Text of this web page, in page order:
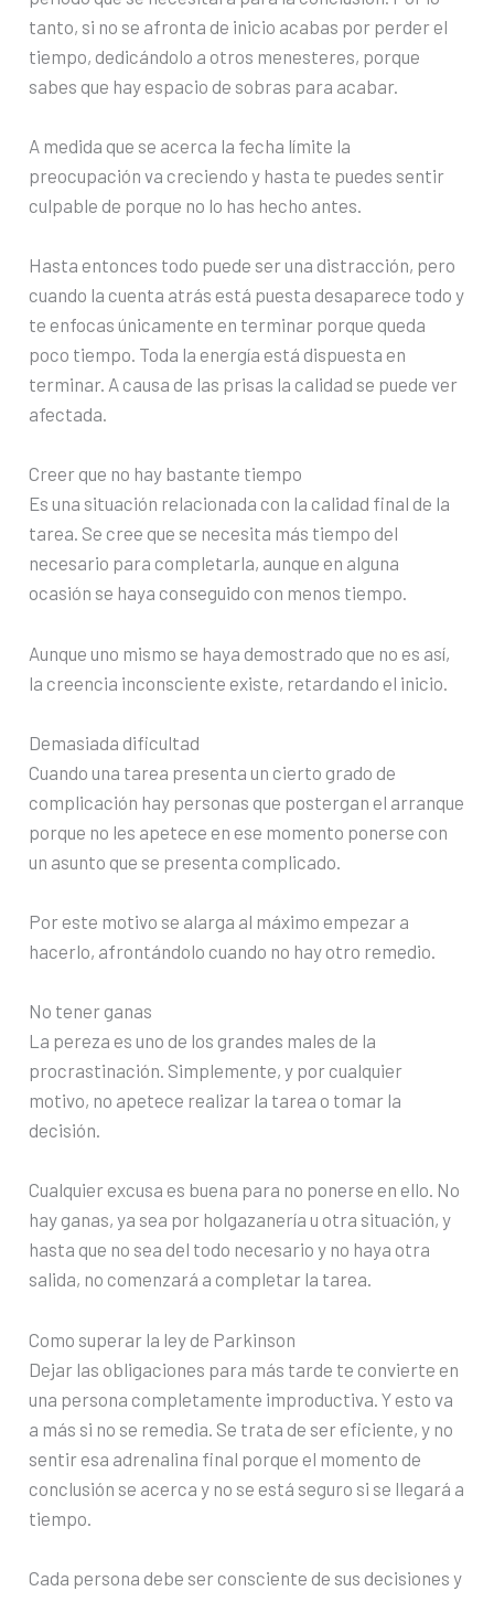
tanto, si no se afronta de inicio acabas por perder el
tiempo, dedicándolo a otros menesteres, porque
sabes que hay espacio de sobras para acabar.
A medida que se acerca la fecha límite la
preocupación va creciendo y hasta te puedes sentir
culpable de porque no lo has hecho antes.
Hasta entonces todo puede ser una distracción, pero
cuando la cuenta atrás está puesta desaparece todo y
te enfocas únicamente en terminar porque queda
poco tiempo. Toda la energía está dispuesta en
terminar. A causa de las prisas la calidad se puede ver
afectada.
Creer que no hay bastante tiempo
Es una situación relacionada con la calidad final de la
tarea. Se cree que se necesita más tiempo del
necesario para completarla, aunque en alguna
ocasión se haya conseguido con menos tiempo.
Aunque uno mismo se haya demostrado que no es así,
la creencia inconsciente existe, retardando el inicio.
Demasiada dificultad
Cuando una tarea presenta un cierto grado de
complicación hay personas que postergan el arranque
porque no les apetece en ese momento ponerse con
un asunto que se presenta complicado.
Por este motivo se alarga al máximo empezar a
hacerlo, afrontándolo cuando no hay otro remedio.
No tener ganas
La pereza es uno de los grandes males de la
procrastinación. Simplemente, y por cualquier
motivo, no apetece realizar la tarea o tomar la
decisión.
Cualquier excusa es buena para no ponerse en ello. No
hay ganas, ya sea por holgazanería u otra situación, y
hasta que no sea del todo necesario y no haya otra
salida, no comenzará a completar la tarea.
Como superar la ley de Parkinson
Dejar las obligaciones para más tarde te convierte en
una persona completamente improductiva. Y esto va
a más si no se remedia. Se trata de ser eficiente, y no
sentir esa adrenalina final porque el momento de
conclusión se acerca y no se está seguro si se llegará a
tiempo.
Cada persona debe ser consciente de sus decisiones y